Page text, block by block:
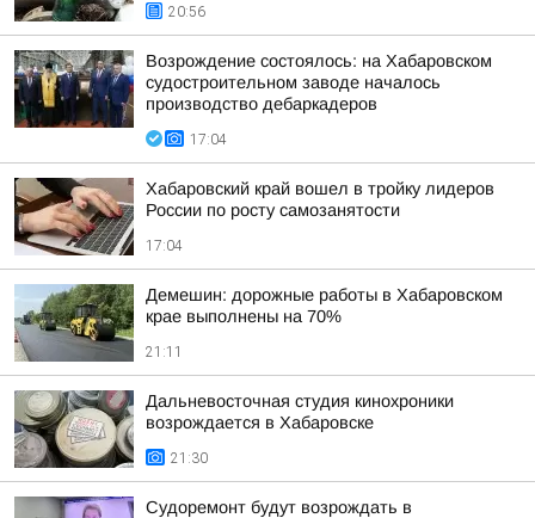
20:56
Возрождение состоялось: на Хабаровском
судостроительном заводе началось
производство дебаркадеров
17:04
Хабаровский край вошел в тройку лидеров
России по росту самозанятости
17:04
Демешин: дорожные работы в Хабаровском
крае выполнены на 70%
21:11
Дальневосточная студия кинохроники
возрождается в Хабаровске
21:30
Судоремонт будут возрождать в